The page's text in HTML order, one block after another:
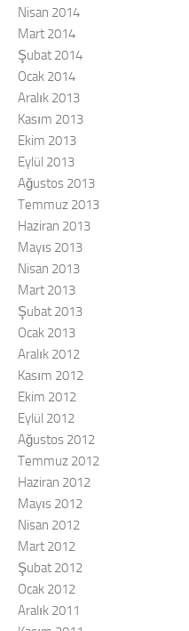
Nisan 2014
Mart 2014
Şubat 2014
Ocak 2014
Aralık 2013
Kasım 2013
Ekim 2013
Eylül 2013
Ağustos 2013
Temmuz 2013
Haziran 2013
Mayıs 2013
Nisan 2013
Mart 2013
Şubat 2013
Ocak 2013
Aralık 2012
Kasım 2012
Ekim 2012
Eylül 2012
Ağustos 2012
Temmuz 2012
Haziran 2012
Mayıs 2012
Nisan 2012
Mart 2012
Şubat 2012
Ocak 2012
Aralık 2011